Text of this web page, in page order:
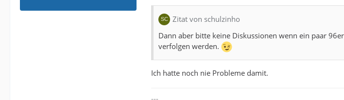
Zitat von schulzinho
Dann aber bitte keine Diskussionen wenn ein paar
verfolgen werden.
Ich hatte noch nie Probleme damit.